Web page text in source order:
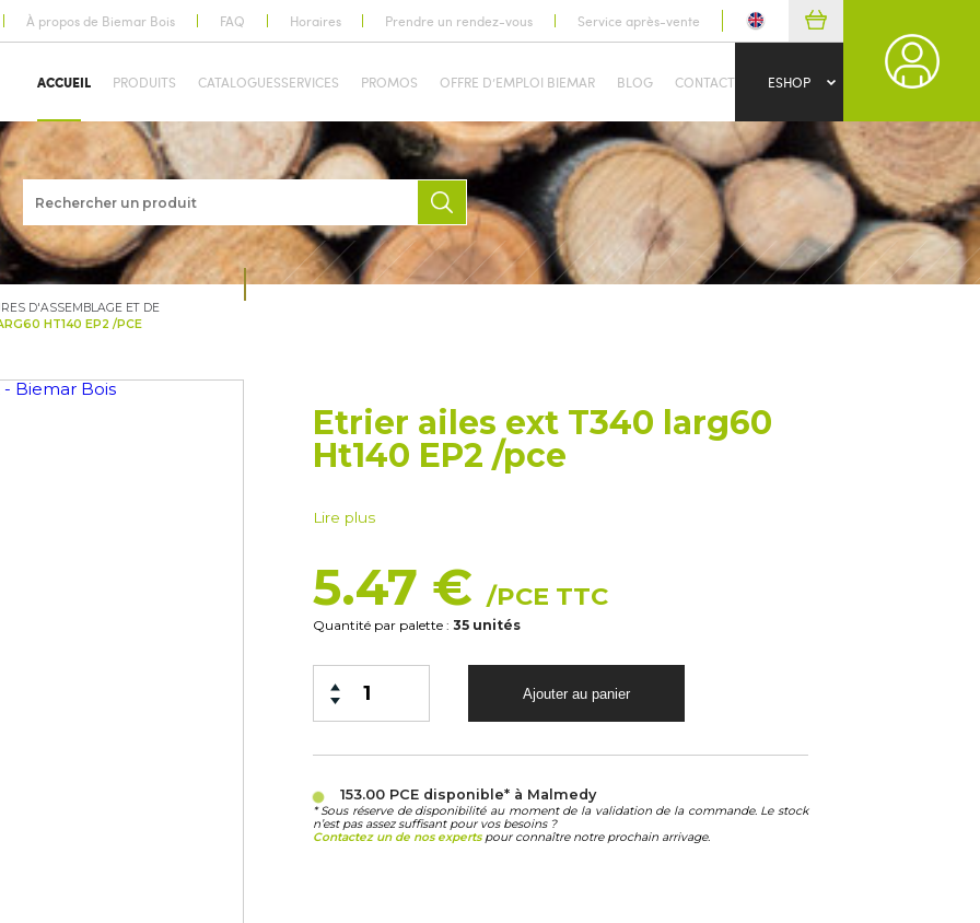
À propos de Biemar Bois FAQ Horaires Prendre un rendez-vous Service après-vente
ACCUEIL PRODUITS CATALOGUESSERVICES PROMOS OFFRE D’EMPLOI BIEMAR BLOG CONTACT ESHOP
D'ASSEMBLAGE ET DE
HT140 EP2 /PCE
Etrier ailes ext T340 larg60
Ht140 EP2 /pce
Lire plus
5.47 € /PCE TTC
Quantité par palette : 35 unités
153.00 PCE disponible* à Malmedy
* Sous réserve de disponibilité au moment de la validation de la commande. Le stock
n’est pas assez suffisant pour vos besoins ?
Contactez un de nos expertspour connaître notre prochain arrivage.